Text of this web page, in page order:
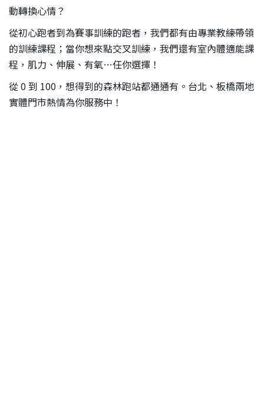
動轉換心情？
從初心跑者到為賽事訓練的跑者，我們都有由專業教練帶領
的訓練課程；當你想來點交叉訓練，我們還有室內體適能課
程，肌力、伸展、有氧…任你選擇！
從 0 到 100，想得到的森林跑站都通通有。台北、板橋兩地
實體門市熱情為你服務中！